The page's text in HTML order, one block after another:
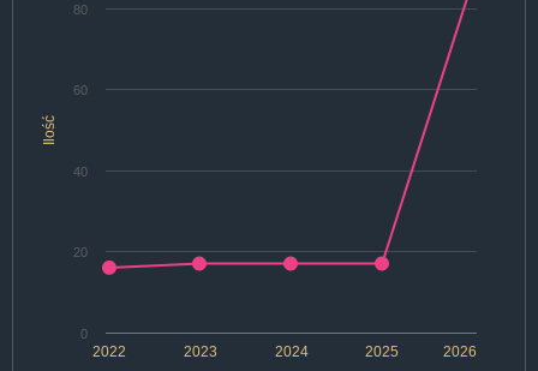
Ilość
2022 2024 2026
2023 2025
0
20
40
60
80